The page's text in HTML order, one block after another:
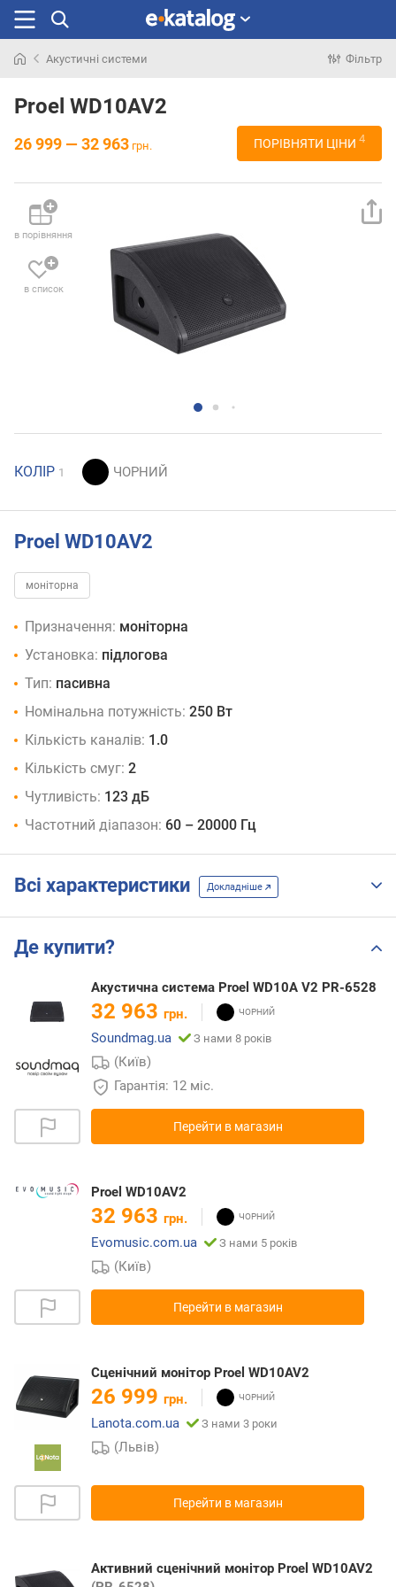
раніше
Акустичні системи Фільтр
Proel WD10AV2
26 999 — 32 963 грн. ПОРІВНЯТИ ЦІНИ 4
в порівняння
в список
КОЛІР 1
Proel WD10AV2
моніторна
Призначення: моніторна
Установка: підлогова
Тип: пасивна
Номінальна потужність: 250 Вт
Кількість каналів: 1.0
Кількість смуг: 2
Чутливість: 123 дБ
Частотний діапазон: 60 – 20000 Гц
Всі характеристики Докладніше
Де купити?
Акустична система Proel WD10A V2 PR-6528
32 963 грн.
Soundmag.ua
З нами 8 років
(Київ)
Гарантія: 12 міс.
Перейти в магазин
Proel WD10AV2
32 963 грн.
Evomusic.com.ua
З нами 5 років
(Київ)
Перейти в магазин
Сценічний монітор Proel WD10AV2
26 999 грн.
Lanota.com.ua
З нами 3 роки
(Львів)
Перейти в магазин
Активний сценічний монітор Proel WD10AV2